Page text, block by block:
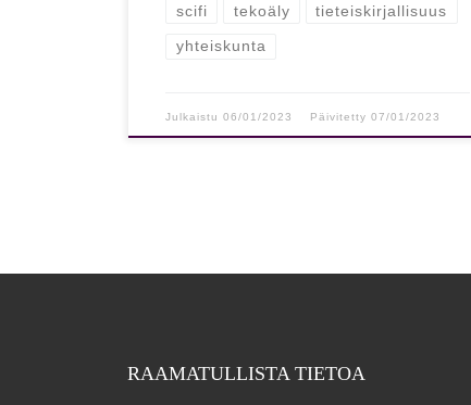
scifi tekoäly tieteiskirjallisuus
yhteiskunta
Julkaistu 06/01/2023 Päivitetty 07/01/2023
RAAMATULLISTA TIETOA